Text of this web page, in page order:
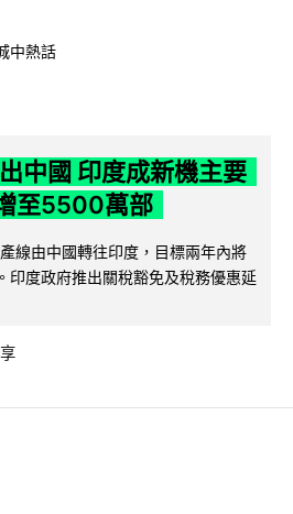
中熱話
中國 印度成新機主要
至5500萬部
線由中國轉往印度，目標兩年內將
印度政府推出關稅豁免及稅務優惠延